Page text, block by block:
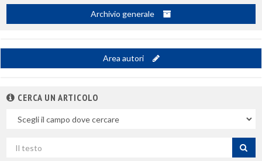
Archivio generale
Area autori
CERCA UN ARTICOLO
campo
per